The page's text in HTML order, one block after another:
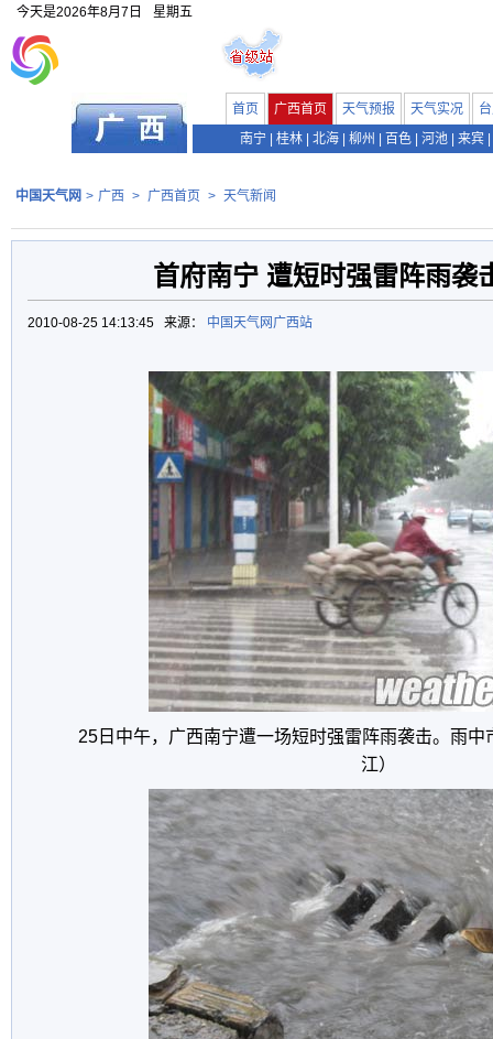
今天是2026年8月7日 星期五
首页 广西首页 天气预报 天气实况
南宁
桂林 北海 柳州 百色 河池 来宾
中国天气网 > 广西 > 广西首页 > 天气新闻
首府南宁 遭短时强雷阵雨袭
2010-08-25 14:13:45 来源： 中国天气网广西站
25日中午，广西南宁遭一场短时强雷阵雨袭击。雨
江）